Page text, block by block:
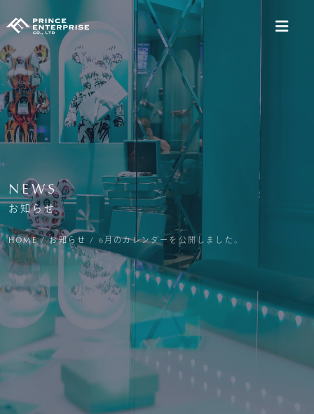
NEWS
お知らせ
HOME/お知らせ / 6月のカレンダーを公開しました。